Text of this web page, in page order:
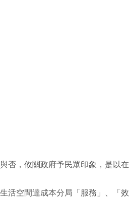
否，攸關政府予民眾印象，是以
活空間達成本分局「服務」、「